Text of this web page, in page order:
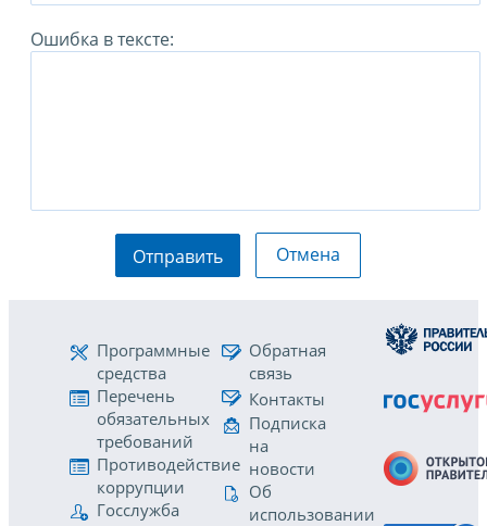
Ошибка в тексте:
Отправить Отмена
Программные
средства
Перечень
обязательных
требований
Противодействие
коррупции
Госслужба
Обратная
связь
Контакты
Подписка
на
новости
Об
использовании